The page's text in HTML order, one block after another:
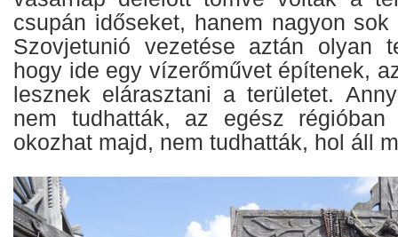
csupán időseket, hanem nagyon
Szovjetunió vezetése aztán olyan
hogy ide egy vízerőművet építenek,
lesznek elárasztani a területet.
nem tudhatták, az egész
okozhat majd, nem tudhatták, hol áll